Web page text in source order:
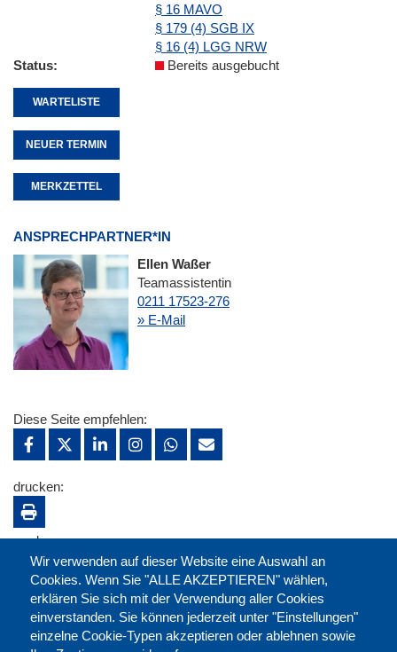
§ 16 MAVO
§ 179 (4) SGB IX
§ 16 (4) LGG NRW
Status
Bereits ausgebucht
WARTELISTE
NEUER TERMIN
MERKZETTEL
ANSPRECHPARTNER*IN
Ellen Waßer
Teamassistentin
0211 17523-276
» E-Mail
Wir verwenden auf dieser Website eine Auswahl an
Cookies. Wenn Sie "ALLE AKZEPTIEREN" wählen,
erklären Sie sich mit der Verwendung aller Cookies
einverstanden. Sie können jederzeit unter "Einstellungen"
einzelne Cookie-Typen akzeptieren oder ablehnen sowie
Diese Seite empfehlen:
drucken:
merken: